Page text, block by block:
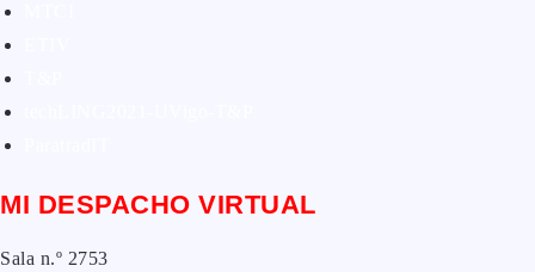
MI DESPACHO VIRTUAL
Sala n.º 2753